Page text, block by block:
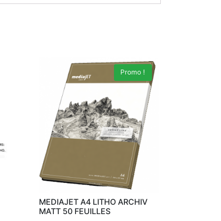
Promo !
MEDIAJET A4 LITHO ARCHIV
MATT 50 FEUILLES